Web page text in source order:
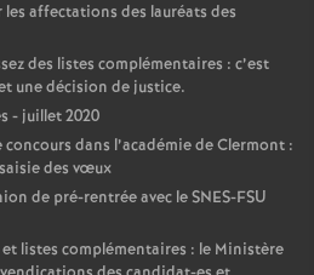
affectations des lauréats des
des listes complémentaires : c’est
une décision de justice.
- juillet 2020
dans l’académie de Clermont :
des vœux
de pré-rentrée avec le SNES-FSU
listes complémentaires : le Ministère